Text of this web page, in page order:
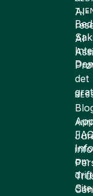
om
drift
AI-
AI
det